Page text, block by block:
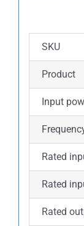
SKU
Product
Input
Rated
Rated
Rated